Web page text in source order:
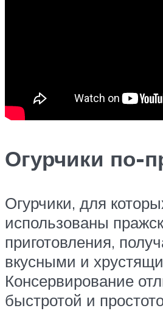
Огурчики по-
Огурчики, для
использованы
приготовления,
вкусными и
Консервирование
быстротой и